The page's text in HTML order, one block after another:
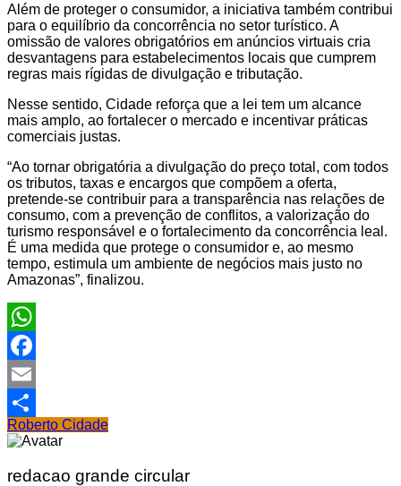
Além de proteger o consumidor, a iniciativa também contribui
para o equilíbrio da concorrência no setor turístico. A
omissão de valores obrigatórios em anúncios virtuais cria
desvantagens para estabelecimentos locais que cumprem
regras mais rígidas de divulgação e tributação.
Nesse sentido, Cidade reforça que a lei tem um alcance
mais amplo, ao fortalecer o mercado e incentivar práticas
comerciais justas.
“Ao tornar obrigatória a divulgação do preço total, com todos
os tributos, taxas e encargos que compõem a oferta,
pretende-se contribuir para a transparência nas relações de
consumo, com a prevenção de conflitos, a valorização do
turismo responsável e o fortalecimento da concorrência leal.
É uma medida que protege o consumidor e, ao mesmo
tempo, estimula um ambiente de negócios mais justo no
Amazonas”, finalizou.
WhatsApp
Facebook
Email
Share
Roberto Cidade
redacao grande circular